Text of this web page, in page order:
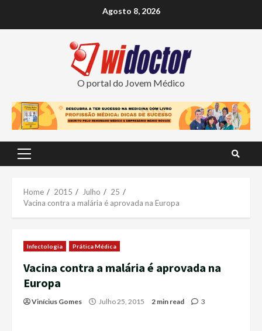
Agosto 8, 2026
O portal do Jovem Médico
Primary
Home 2015 Julho
25
Vacina contra a malária é aprovada na Europa
Infectologia Prática Médica
Vacina contra a malária é aprovada na
Europa
Vinícius Gomes Julho 25, 2015 2 min read 3